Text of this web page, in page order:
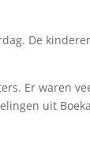
De
Er waren
uit